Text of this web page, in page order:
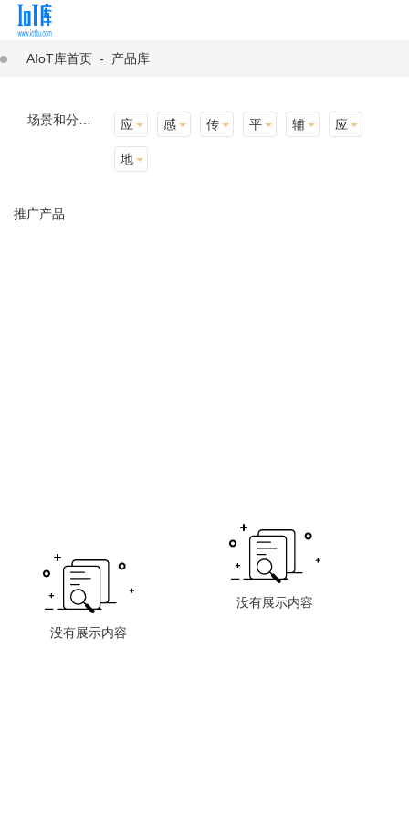
AIoT库首页 - 产品库
应用场景 感知层 传输层 平台层 辅助产品与材料 应用终端
地址选择
推广产品